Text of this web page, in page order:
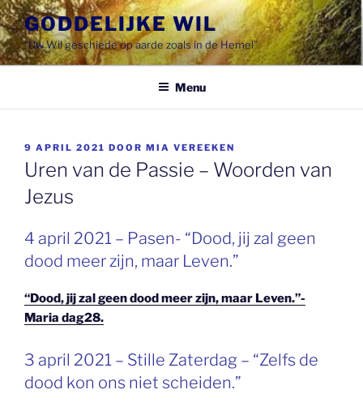
Spring
naar
de
inhoud
GODDELIJKE WIL
"Uw Wil geschiede op aarde zoals in de Hemel"
Menu
GEPLAATST
OP
9 APRIL 2021 DOOR MIA VEREEKEN
Uren van de Passie – Woorden van
Jezus
4 april 2021 – Pasen- “Dood, jij zal geen
dood meer zijn, maar Leven.”
“Dood, jij zal geen dood meer zijn, maar Leven.”-
Maria dag28.
GEPLAATST
OP
3 april 2021 – Stille Zaterdag – “Zelfs de
dood kon ons niet scheiden.”